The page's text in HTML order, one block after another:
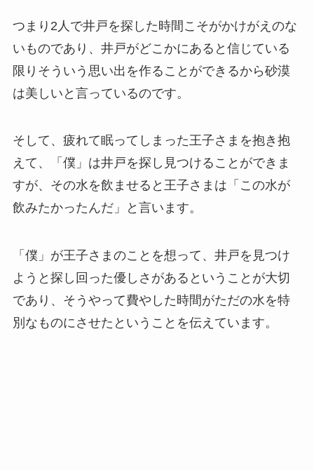
つまり2人で井戸を探した時間こそがかけがえのな
いものであり、井戸がどこかにあると信じている
限りそういう思い出を作ることができるから砂漠
は美しいと言っているのです。
そして、疲れて眠ってしまった王子さまを抱き抱
えて、「僕」は井戸を探し見つけることができま
すが、その水を飲ませると王子さまは「この水が
飲みたかったんだ」と言います。
「僕」が王子さまのことを想って、井戸を見つけ
ようと探し回った優しさがあるということが大切
であり、そうやって費やした時間がただの水を特
別なものにさせたということを伝えています。